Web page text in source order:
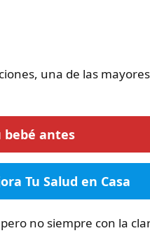
una de las
bebé antes
Tu Salud en Casa
no siempre con la